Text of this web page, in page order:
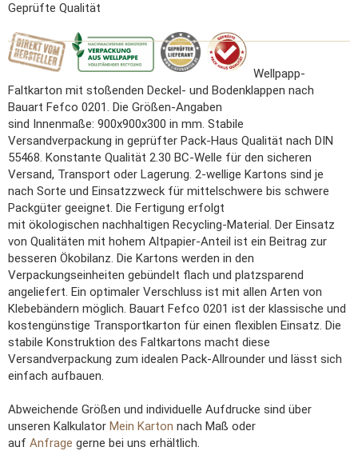
Geprüfte Qualität
Wellpapp-
Faltkarton mit stoßenden Deckel- und Bodenklappen nach
Bauart Fefco 0201. Die Größen-Angaben
sind Innenmaße: 900x900x300 in mm. Stabile
Versandverpackung in geprüfter Pack-Haus Qualität nach DIN
55468. Konstante Qualität 2.30 BC-Welle für den sicheren
Versand, Transport oder Lagerung. 2-wellige Kartons sind je
nach Sorte und Einsatzzweck für mittelschwere bis schwere
Packgüter geeignet. Die Fertigung erfolgt
mit ökologischen nachhaltigen Recycling-Material. Der Einsatz
von Qualitäten mit hohem Altpapier-Anteil ist ein Beitrag zur
besseren Ökobilanz. Die Kartons werden in den
Verpackungseinheiten gebündelt flach und platzsparend
angeliefert. Ein optimaler Verschluss ist mit allen Arten von
Klebebändern möglich. Bauart Fefco 0201 ist der klassische und
kostengünstige Transportkarton für einen flexiblen Einsatz. Die
stabile Konstruktion des Faltkartons macht diese
Versandverpackung zum idealen Pack-Allrounder und lässt sich
einfach aufbauen.
Abweichende Größen und individuelle Aufdrucke sind über
unseren Kalkulator Mein Karton nach Maß oder
auf Anfrage gerne bei uns erhältlich.